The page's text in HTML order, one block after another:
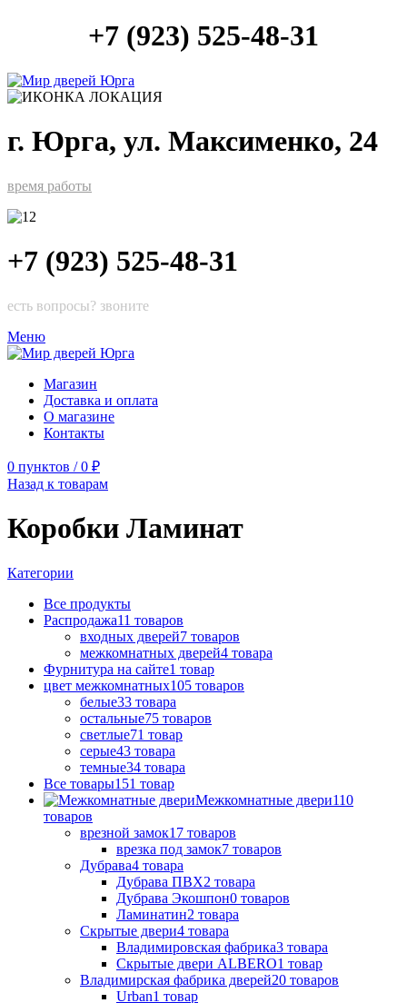
+7 (923) 525-48-31
г. Юрга, ул. Максименко, 24
время работы
+7 (923) 525-48-31
есть вопросы? звоните
Меню
Магазин
Доставка и оплата
О магазине
Контакты
0 пунктов / 0 ₽
Назад к товарам
Коробки Ламинат
Категории
Все продукты
Распродажа11 товаров
входных дверей7 товаров
межкомнатных дверей4 товара
Фурнитура на сайте1 товар
цвет межкомнатных105 товаров
белые33 товара
остальные75 товаров
светлые71 товар
серые43 товара
темные34 товара
Все товары151 товар
Межкомнатные двери110
товаров
врезной замок17 товаров
врезка под замок7 товаров
Дубрава4 товара
Дубрава ПВХ2 товара
Дубрава Экошпон0 товаров
Ламинатин2 товара
Скрытые двери4 товара
Владимировская фабрика3 товара
Скрытые двери ALBERO1 товар
Владимирская фабрика дверей20 товаров
Urban1 товар